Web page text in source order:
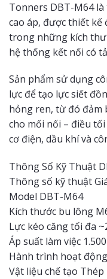
Tonners DBT-M64
cao áp, được thiết kế
trong những kích
hệ thống kết nối có
Sản phẩm sử dụng
lực để tạo lực siết
hỏng ren, từ đó đảm
cho mối nối – điều
cơ điện, dầu khí và
Thông Số Kỹ Thuật
Thông số kỹ thuật
Model DBT-M64
Kích thước bu lông
Lực kéo căng tối đa
Áp suất làm việc
Hành trình hoạt
Vật liệu chế tạo